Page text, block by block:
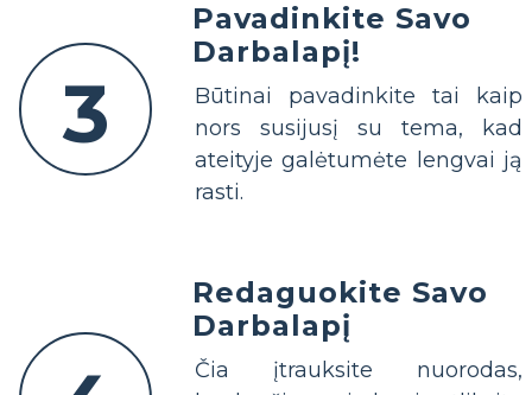
3
Pavadinkite Savo
Darbalapį!
Būtinai pavadinkite tai kaip
nors susijusį su tema, kad
ateityje galėtumėte lengvai ją
rasti.
Redaguokite Savo
Darbalapį
Čia įtrauksite nuorodas,